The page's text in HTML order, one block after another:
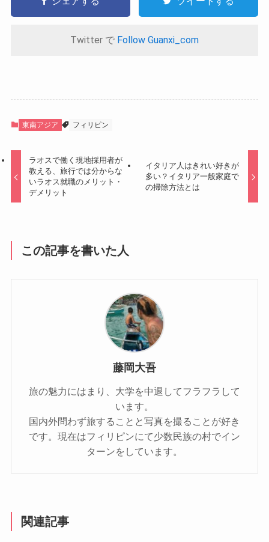
Twitter で Follow Guanxi_com
東南アジア フィリピン
ラオスで働く現地採用者が
教える、旅行では分からな
いラオス就職のメリット・
デメリット
イタリア人はきれい好きが
多い？イタリア一般家庭で
の掃除方法とは
この記事を書いた人
藤岡大吾
旅の魅力にはまり、大学を中退してフラフラして
います。
国内外問わず旅することと写真を撮ることが好き
です。現在はフィリピンにて少数民族の村でイン
ターンをしています。
関連記事